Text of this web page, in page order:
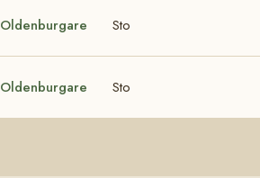
Oldenburgare Sto
Oldenburgare Sto